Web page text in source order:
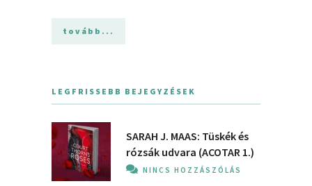
tovább...
LEGFRISSEBB BEJEGYZÉSEK
SARAH J. MAAS: Tüskék és
rózsák udvara (ACOTAR 1.)
NINCS HOZZÁSZÓLÁS